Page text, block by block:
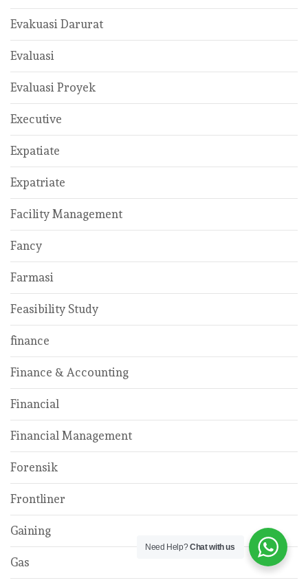
Evakuasi Darurat
Evaluasi
Evaluasi Proyek
Executive
Expatiate
Expatriate
Facility Management
Fancy
Farmasi
Feasibility Study
finance
Finance & Accounting
Financial
Financial Management
Forensik
Frontliner
Gaining
Gas
Need Help?Chat with us